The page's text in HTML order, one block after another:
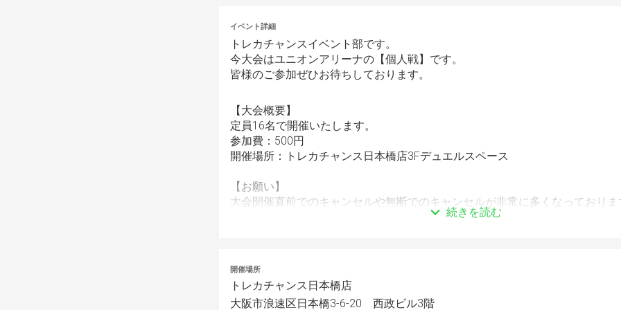
イベント詳細
トレカチャンスイベント部です。
今大会はユニオンアリーナの【個人戦】です。
皆様のご参加ぜひお待ちしております。
【大会概要】
定員16名で開催いたします。
参加費：500円
開催場所：トレカチャンス日本橋店3Fデュエルスペース
【お願い】
大会開催直前でのキャンセルや無断でのキャンセルが非常に多くなっておりま
継続開催のためにもキャンセルはなるべくご遠慮ください。
予めご了承ください。
＊SNS投稿用にデッキレシピを頂きます。優勝者の方はレシピ公開が必須とな
了承下さい。
続きを読む
開催場所
トレカチャンス日本橋店
大阪市浪速区日本橋3-6-20 西政ビル3階